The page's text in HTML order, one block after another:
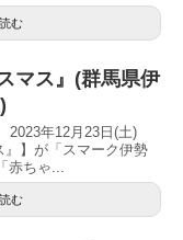
む
マス』(群馬県伊
2023年12月23日(土)
』】が「スマーク伊勢
ちゃ...
む